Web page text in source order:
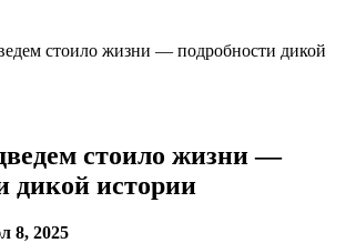
стоило жизни — подробности дикой
стоило жизни —
дикой истории
8, 2025